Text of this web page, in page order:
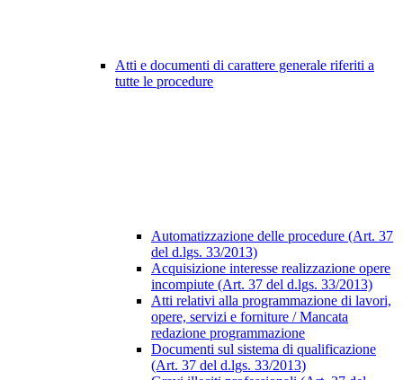
Atti e documenti di carattere generale riferiti a
tutte le procedure
Automatizzazione delle procedure (Art. 37
del d.lgs. 33/2013)
Acquisizione interesse realizzazione opere
incompiute (Art. 37 del d.lgs. 33/2013)
Atti relativi alla programmazione di lavori,
opere, servizi e forniture / Mancata
redazione programmazione
Documenti sul sistema di qualificazione
(Art. 37 del d.lgs. 33/2013)